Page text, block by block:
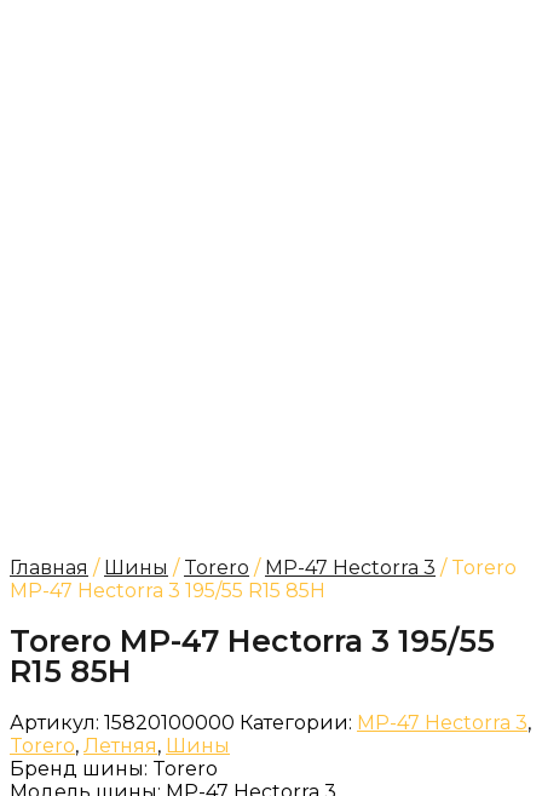
Главная / Шины / Torero / MP-47 Hectorra 3 / Torero
MP-47 Hectorra 3 195/55 R15 85H
Torero MP-47 Hectorra 3 195/55
R15 85H
Артикул: 15820100000 Категории: MP-47 Hectorra 3,
Torero, Летняя, Шины
Бренд шины: Torero